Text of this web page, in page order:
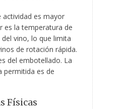
actividad es mayor
es la temperatura de
vino, lo que limita
de rotación rápida.
del embotellado. La
permitida es de
Físicas